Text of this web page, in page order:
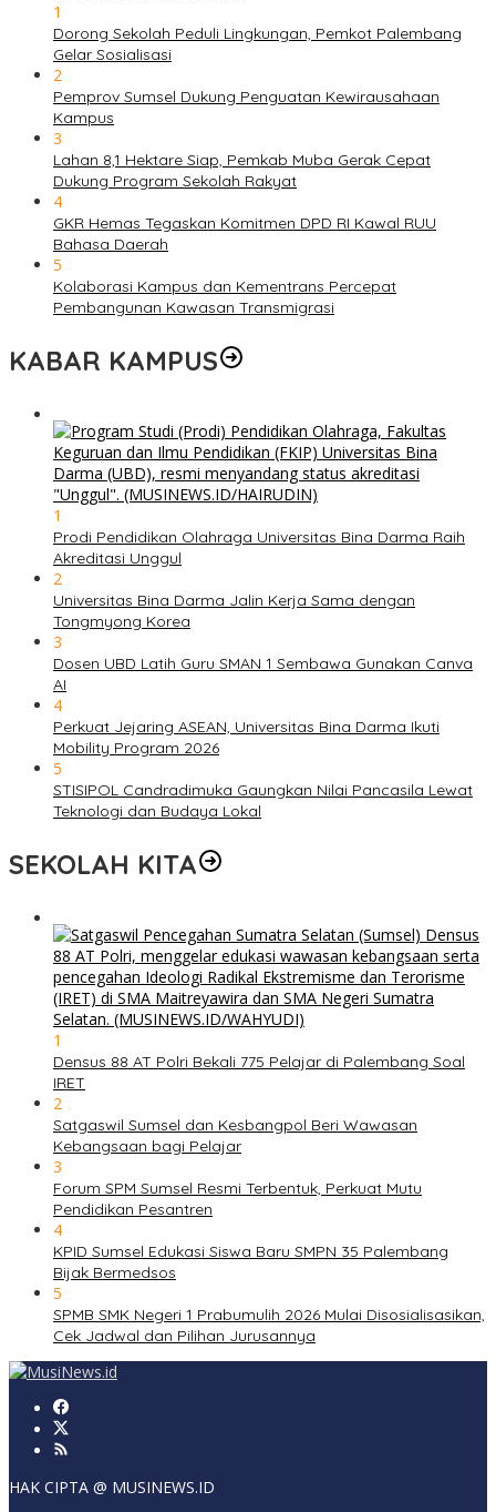
1
Dorong Sekolah Peduli Lingkungan, Pemkot Palembang
Gelar Sosialisasi
2
Pemprov Sumsel Dukung Penguatan Kewirausahaan
Kampus
3
Lahan 8,1 Hektare Siap, Pemkab Muba Gerak Cepat
Dukung Program Sekolah Rakyat
4
GKR Hemas Tegaskan Komitmen DPD RI Kawal RUU
Bahasa Daerah
5
Kolaborasi Kampus dan Kementrans Percepat
Pembangunan Kawasan Transmigrasi
KABAR KAMPUS
1
Prodi Pendidikan Olahraga Universitas Bina Darma Raih
Akreditasi Unggul
2
Universitas Bina Darma Jalin Kerja Sama dengan
Tongmyong Korea
3
Dosen UBD Latih Guru SMAN 1 Sembawa Gunakan Canva
AI
4
Perkuat Jejaring ASEAN, Universitas Bina Darma Ikuti
Mobility Program 2026
5
STISIPOL Candradimuka Gaungkan Nilai Pancasila Lewat
Teknologi dan Budaya Lokal
SEKOLAH KITA
1
Densus 88 AT Polri Bekali 775 Pelajar di Palembang Soal
IRET
2
Satgaswil Sumsel dan Kesbangpol Beri Wawasan
Kebangsaan bagi Pelajar
3
Forum SPM Sumsel Resmi Terbentuk, Perkuat Mutu
Pendidikan Pesantren
4
KPID Sumsel Edukasi Siswa Baru SMPN 35 Palembang
Bijak Bermedsos
5
SPMB SMK Negeri 1 Prabumulih 2026 Mulai Disosialisasikan,
Cek Jadwal dan Pilihan Jurusannya
HAK CIPTA @ MUSINEWS.ID